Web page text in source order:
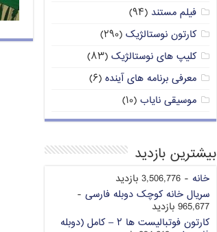
فیلم مستند (۹۴)
کارتون نوستالژیک (۲۹۰)
کلیپ های نوستالژیک (۸۳)
معرفی برنامه های آینده (۶)
موسیقی نایاب (۱۰)
بیشترین بازدید
خانه - 3,506,776 بازدید
سریال خانه کوچک دوبله فارسی -
965,677 بازدید
کارتون فوتبالیست ها ۲ – کامل (دوبله